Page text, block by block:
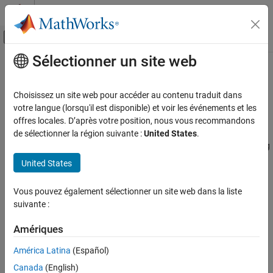
Passer au contenu
Activer/désactiver l'affichage du menu
Accueil de la documentation
AUTOSAR Blockset
Software Component Modeling
Catégorie
Component Creation
Component Development
Contenu principal
Code Generation
Generate AUTOSAR-compliant C code and XML descriptions for
production integration
After creating and developing a Simulink®representation of an
AUTOSAR software component, generate code for SIL/PIL testing
or for integration into the AUTOSAR run-time environment.
AUTOSAR code generation requires
Topics
AUTOSAR Classic Component Code Generation Files
Generate code and export ARXML files for AUTOSAR Classic
Sélectionner un site web
Choisissez un site web pour accéder au contenu traduit dans
votre langue (lorsqu'il est disponible) et voir les événements et les
offres locales. D’après votre position, nous vous recommandons
de sélectionner la région suivante :United States.
United States
Vous pouvez également sélectionner un site web dans la liste
suivante :
Amériques
América Latina (Español)
Canada (English)